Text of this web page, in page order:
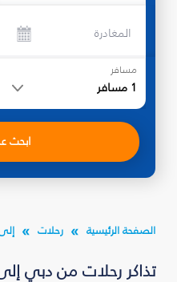
المغادرة
مسافر
1 مسافر
ابحث
الصفحة الرئيسية رحلات
تذاكر رحلات من دبي